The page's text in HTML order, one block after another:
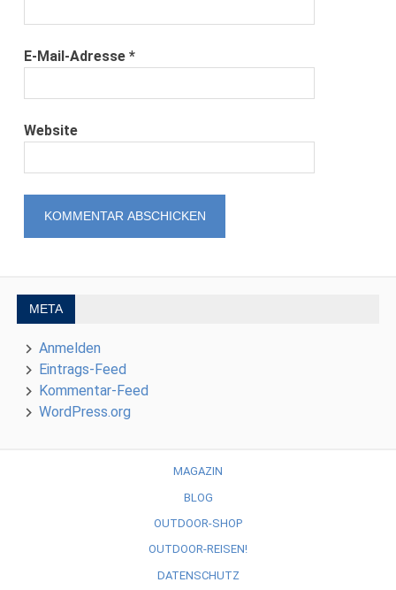
E-Mail-Adresse*
Website
META
Anmelden
Eintrags-Feed
Kommentar-Feed
WordPress.org
MAGAZIN
BLOG
OUTDOOR-SHOP
OUTDOOR-REISEN!
DATENSCHUTZ